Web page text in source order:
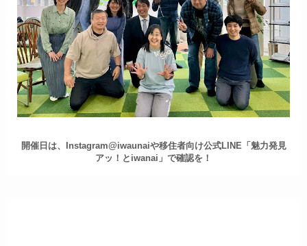
開催日は、Instagram@iwaunaiや移住者向け公式LINE「魅力発見
アッ！とiwanai」で確認を！